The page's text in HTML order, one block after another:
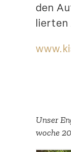
den
lierten
Unser
woche